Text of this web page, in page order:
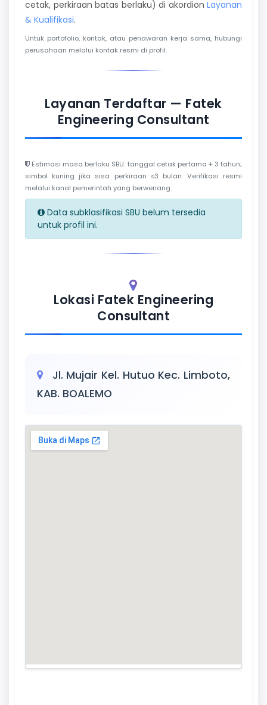
cetak, perkiraan batas berlaku) di akordion Layanan
& Kualifikasi.
Untuk portofolio, kontak, atau penawaran kerja sama, hubungi
perusahaan melalui kontak resmi di profil.
Layanan Terdaftar — Fatek
Engineering Consultant
Estimasi masa berlaku SBU: tanggal cetak pertama + 3 tahun;
simbol kuning jika sisa perkiraan ≤3 bulan. Verifikasi resmi
melalui kanal pemerintah yang berwenang.
Data subklasifikasi SBU belum tersedia
untuk profil ini.
Lokasi Fatek Engineering
Consultant
Jl. Mujair Kel. Hutuo Kec. Limboto,
KAB. BOALEMO